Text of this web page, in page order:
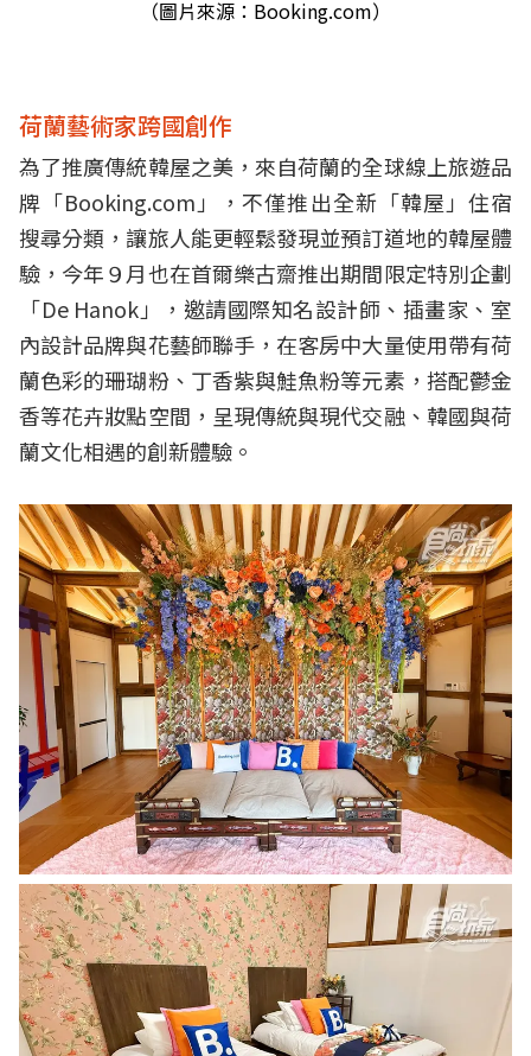
（圖片來源：Booking.com）
荷蘭藝術家跨國創作
為了推廣傳統韓屋之美，來自荷蘭的全球線上旅遊品
牌「Booking.com」，不僅推出全新「韓屋」住宿
搜尋分類，讓旅人能更輕鬆發現並預訂道地的韓屋體
驗，今年９月也在首爾樂古齋推出期間限定特別企劃
「De Hanok」，邀請國際知名設計師、插畫家、室
內設計品牌與花藝師聯手，在客房中大量使用帶有荷
蘭色彩的珊瑚粉、丁香紫與鮭魚粉等元素，搭配鬱金
香等花卉妝點空間，呈現傳統與現代交融、韓國與荷
蘭文化相遇的創新體驗。